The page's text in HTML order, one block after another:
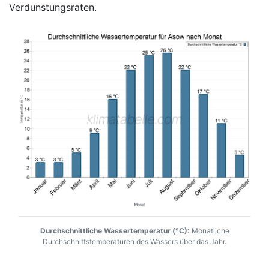
Verdunstungsraten.
Durchschnittliche Wassertemperatur (°C): Monatliche
Durchschnittstemperaturen des Wassers über das Jahr.